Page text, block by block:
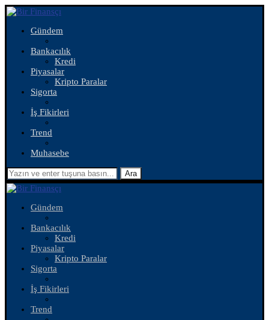
Gündem
Bankacılık
Kredi
Piyasalar
Kripto Paralar
Sigorta
İş Fikirleri
Trend
Muhasebe
Ara
Gündem
Bankacılık
Kredi
Piyasalar
Kripto Paralar
Sigorta
İş Fikirleri
Trend